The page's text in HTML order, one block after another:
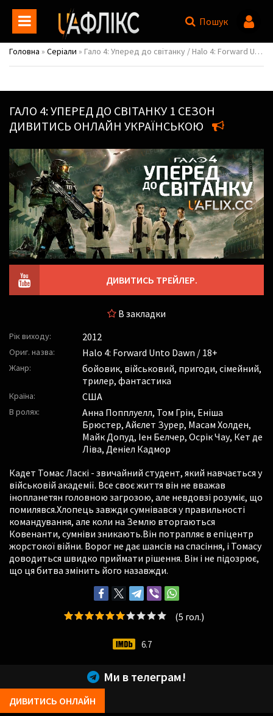
Пошук
Головна » Серіали » Гало 4: Уперед до світанку / Halo 4: Forward Unto Dawn
ГАЛО 4: УПЕРЕД ДО СВІТАНКУ 1 СЕЗОН
ДИВИТИСЬ ОНЛАЙН УКРАЇНСЬКОЮ
ДИВИТИСЬ ТРЕЙЛЕР.
В закладки
Рік виходу: 2012
Ориг. назва: Halo 4: Forward Unto Dawn / 18+
Жанр:
бойовик, військовий, пригоди, сімейний,
трилер, фантастика
Країна: США
В ролях: Анна Попплуелл, Том Грін, Еніша
Брюстер, Айєлет Зурер, Масам Холден,
Майк Допуд, Іен Белчер, Осрік Чау, Кет де
Ліва, Деніел Кадмор
Кадет Томас Ласкі - звичайний студент, який навчається у
військовій академії. Все своє життя він не вважав
інопланетян головною загрозою, але невдовзі розуміє, що
помилявся.Хлопець завжди сумнівався у правильності
командування, але коли на Землю вторгаються
Ковенанти, сумніви зникають.Він потрапляє в епіцентр
жорстокої війни. Ворог не дає шансів на спасіння, і Томасу
доводиться швидко приймати рішення. Він і не підозрює,
що ця битва змінить його назавжди.
(5 гол.)
6.7
Ми в телеграм!
ДИВИТИСЬ ОНЛАЙН